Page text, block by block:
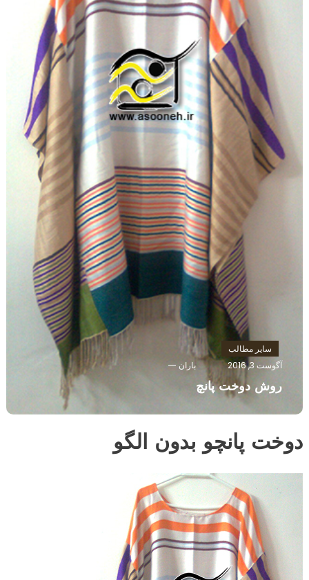
سایر مطالب
آگوست 3, 2016
باران
روش دوخت پانچ
دوخت پانچو بدون الگو